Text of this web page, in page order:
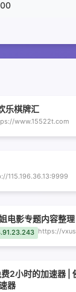
乐棋牌汇
www.15522t.com
115.196.36.13:9999
电影专题内容整理
https://
2小时的加速器 |
器